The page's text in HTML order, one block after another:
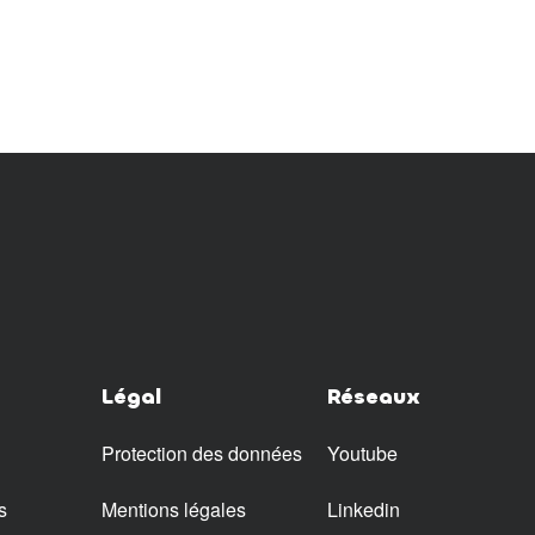
Légal
Protection des données
Mentions légales
Réseaux
Youtube
Linkedin